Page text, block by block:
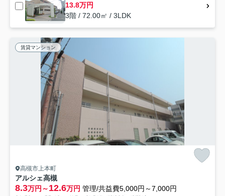
13.8万円
3階 / 72.00㎡ / 3LDK
賃貸マンション
高槻市上本町
アルシェ高槻
8.3万円～12.6万円 管理/共益費5,000円～7,000円